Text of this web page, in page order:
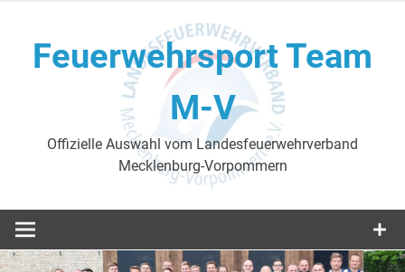
contentFeuerwehrsport Team
M-V
Offizielle Auswahl vom Landesfeuerwehrverband
Mecklenburg-Vorpommern